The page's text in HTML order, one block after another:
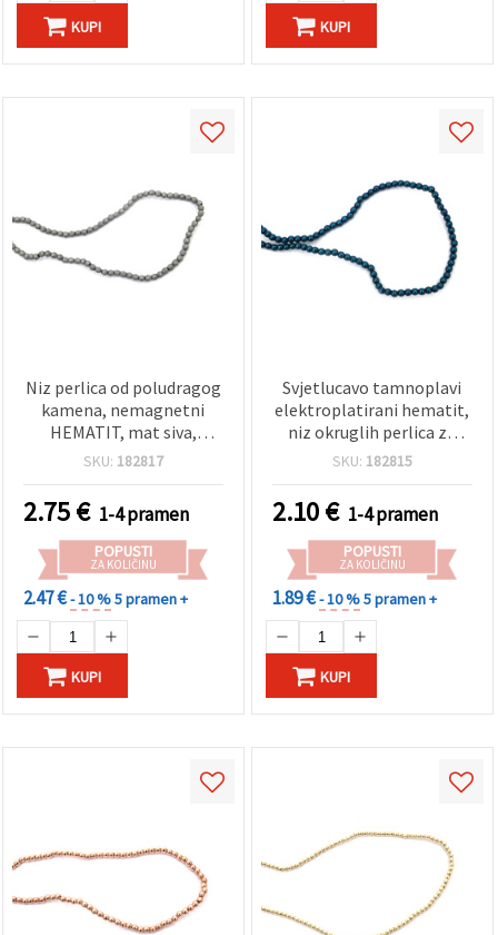
KUPI KUPI
Niz perlica od poludragog
kamena, nemagnetni
HEMATIT, mat siva,
fasetirane okrugle perle 3
SKU: 182817
2.75€ 1-4 pramen
POPUSTI
ZA KOLIČINU
2.47 €- 10 %5 pramen +
KUPI
Svjetlucavo tamnoplavi
elektroplatirani hematit,
niz okruglih perlica za
izradu nakita, poludragi i
1 mm, ~125 kom
SKU: 182815
2.10€ 1-4 pramen
POPUSTI
ZA KOLIČINU
1.89 €- 10 %5 pramen +
KUPI